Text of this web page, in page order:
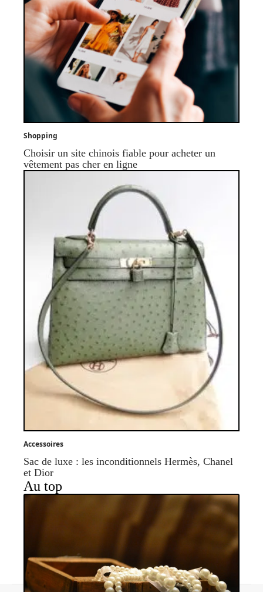
Shopping
Choisir un site chinois fiable pour acheter un
vêtement pas cher en ligne
Accessoires
Sac de luxe : les inconditionnels Hermès, Chanel
et Dior
Au top